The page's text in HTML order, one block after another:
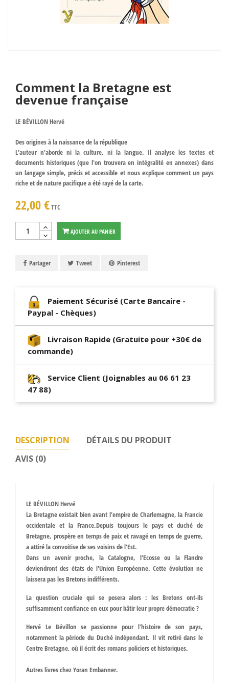
Comment la Bretagne est
devenue française
LE BÉVILLON Hervé
Des origines à la naissance de la république
L'auteur n'aborde ni la culture, ni la langue. Il analyse les textes et
documents historiques (que l'on trouvera en intégralité en annexes) dans
un langage simple, précis et accessible et nous explique comment un pays
riche et de nature pacifique a été rayé de la carte.
22,00 €TTC
AJOUTER AU PANIER
Partager Tweet Pinterest
Paiement Sécurisé (Carte Bancaire -
Paypal - Chèques)
Livraison Rapide (Gratuite pour +30€ de
commande)
Service Client (Joignables au 06 61 23
47 88)
DESCRIPTION
DÉTAILS DU PRODUIT
AVIS (0)
LE BÉVILLON Hervé
La Bretagne existait bien avant l'empire de Charlemagne, la Francie
occidentale et la France.Depuis toujours le pays et duché de
Bretagne, prospère en temps de paix et ravagé en temps de guerre,
a attiré la convoitise de ses voisins de l'Est.
Dans un avenir proche, la Catalogne, l'Ecosse ou la Flandre
deviendront des états de l'Union Européenne. Cette évolution ne
laissera pas les Bretons indifférents.
La question cruciale qui se posera alors : les Bretons ont-ils
suffisamment confiance en eux pour bâtir leur propre démocratie ?
Hervé Le Bévillonse passionne pour l'histoire de son pays,
notamment la période du Duché indépendant. Il vit retiré dans le
Centre Bretagne, où il écrit des romans policiers et historiques.
Autres livres chez Yoran Embanner.